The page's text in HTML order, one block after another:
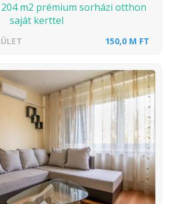
m2 prémium sorházi otthon
saját kerttel
150,0 M FT